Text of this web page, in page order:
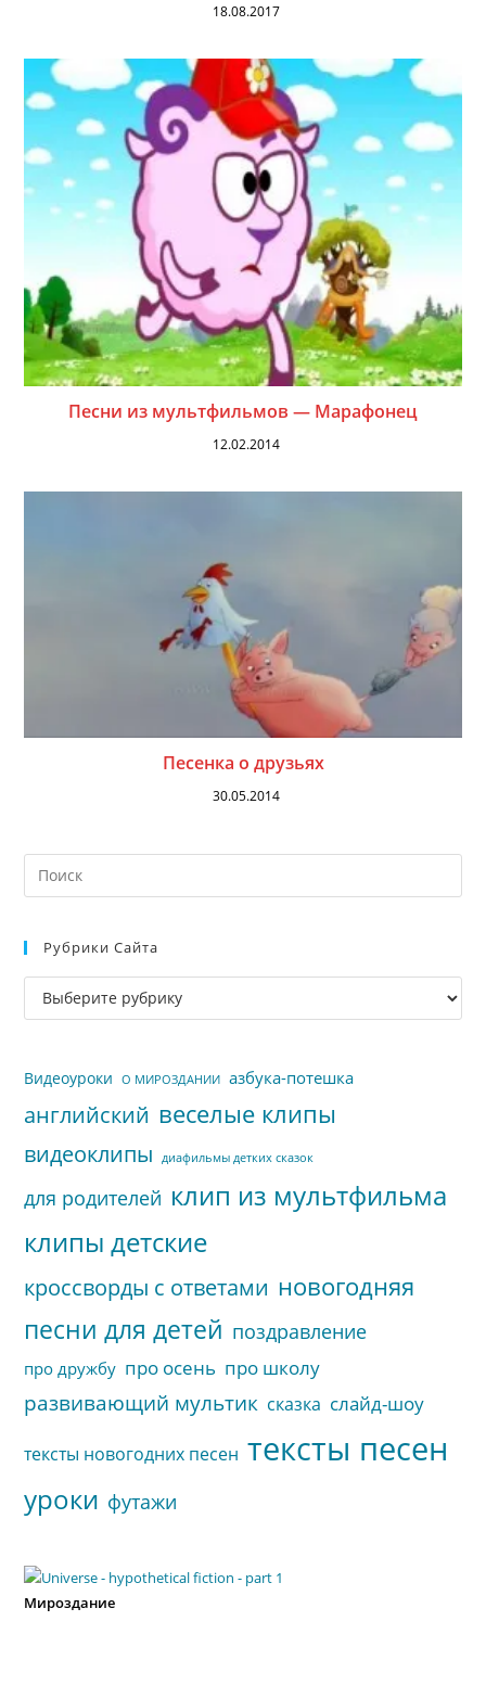
18.08.2017
Песни из мультфильмов — Марафонец
12.02.2014
Песенка о друзьях
30.05.2014
Рубрики Сайта
Рубрики
сайта
Видеоуроки О МИРОЗДАНИИ азбука-потешка
английский веселые клипы
видеоклипы диафильмы детких сказок
для родителей клип из мультфильма
клипы детские
кроссворды с ответами новогодняя
песни для детей поздравление
про дружбу про осень про школу
развивающий мультик сказка слайд-шоу
тексты новогодних песен тексты песен
уроки футажи
Мироздание